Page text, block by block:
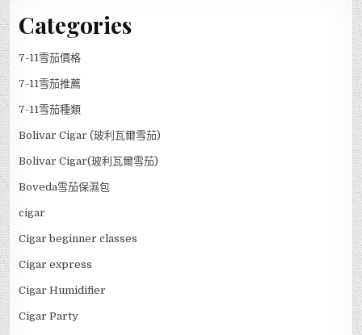
Categories
7-11雪茄價格
7-11雪茄推薦
7-11雪茄種類
Bolivar Cigar (玻利瓦爾雪茄)
Bolivar Cigar(玻利瓦爾雪茄)
Boveda雪茄保濕包
cigar
Cigar beginner classes
Cigar express
Cigar Humidifier
Cigar Party